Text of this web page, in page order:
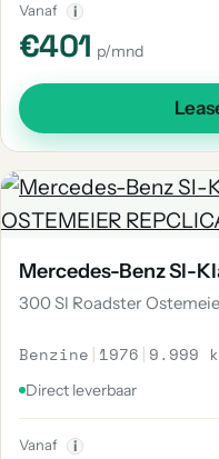
Vanaf i
€401 p/mnd
Mercedes-Benz Sl-
300 Sl Roadster
Benzine | 1976 | 9.999
Direct leverbaar
Vanaf i